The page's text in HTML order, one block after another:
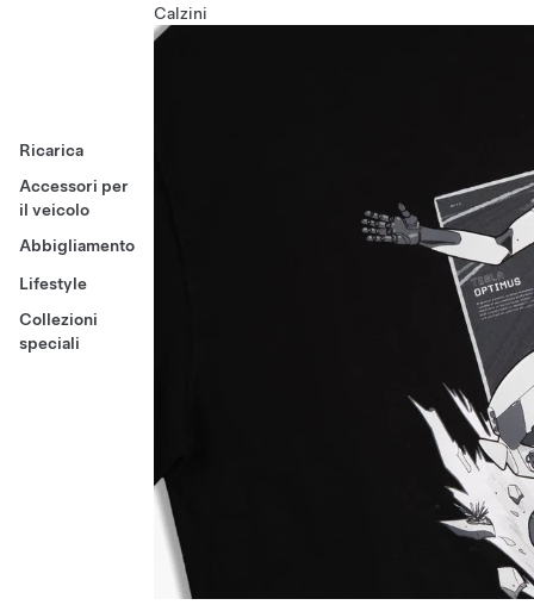
Ricarica
Accessori per
il veicolo
Abbigliamento
Lifestyle
Collezioni
speciali
Calzini